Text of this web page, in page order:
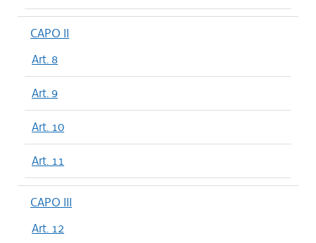
CAPO II
Art. 8
Art. 9
Art. 10
Art. 11
CAPO III
Art. 12